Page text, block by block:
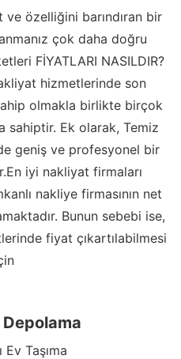
özelliğini barındıran bir
çok daha doğru
FİYATLARI NASILDIR?
hizmetlerinde son
olmakla birlikte birçok
sahiptir. Ek olarak, Temiz
geniş ve profesyonel bir
iyi nakliyat firmaları
nakliye firmasının net
Bunun sebebi ise,
fiyat çıkartılabilmesi
Depolama
Ev Taşıma